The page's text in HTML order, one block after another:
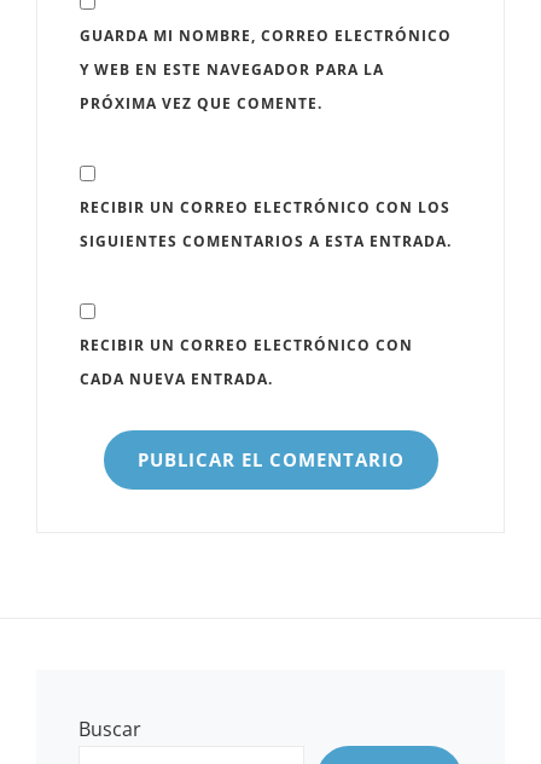
GUARDA MI NOMBRE, CORREO ELECTRÓNICO
Y WEB EN ESTE NAVEGADOR PARA LA
PRÓXIMA VEZ QUE COMENTE.
RECIBIR UN CORREO ELECTRÓNICO CON LOS
SIGUIENTES COMENTARIOS A ESTA ENTRADA.
RECIBIR UN CORREO ELECTRÓNICO CON
CADA NUEVA ENTRADA.
Buscar